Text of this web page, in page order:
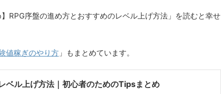
RPG序盤の進め方とおすすめのレベル上げ方法」を読むと幸せ
値稼ぎのやり方 」もまとめています。
ベル上げ方法｜初心者のためのTipsまとめ